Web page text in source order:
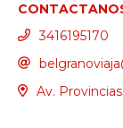
3416195170
Av.